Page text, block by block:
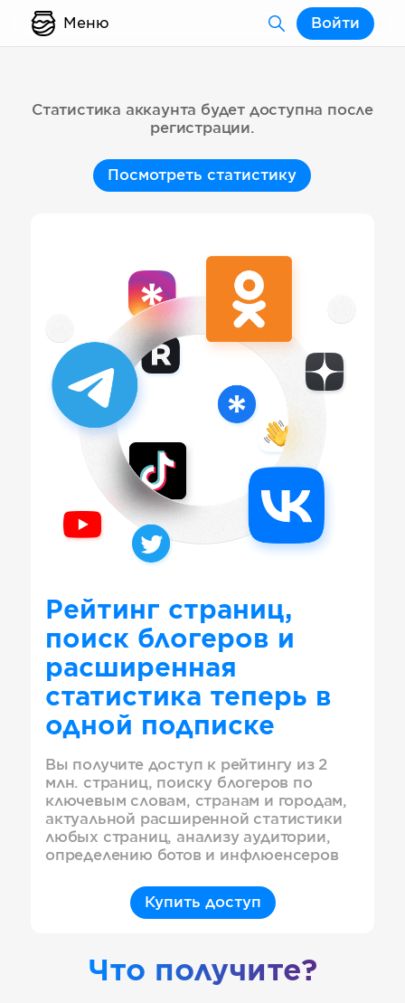
Меню Войти
Статистика аккаунта будет доступна после
регистрации.
Посмотреть статистику
Рейтинг страниц,
поиск блогеров и
расширенная
статистика теперь в
одной подписке
Вы получите доступ к рейтингу из 2
млн. страниц, поиску блогеров по
ключевым словам, странам и городам,
актуальной расширенной статистики
любых страниц, анализу аудитории,
определению ботов и инфлюенсеров
Купить доступ
Что получите?